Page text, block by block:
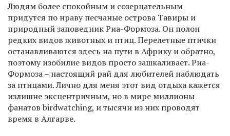
Людям более спокойным и созерцательным
придутся по нраву песчаные острова Тавиры и
природный заповедник Риа-Формоза. Он полон
редких видов животных и птиц. Перелетные птички
останавливаются здесь на пути в Африку и обратно,
поэтому изобилие видов просто зашкаливает. Риа-
Формоза – настоящий рай для любителей наблюдать
за птицами. Лично для меня этот вид отдыха кажется
излишне эксцентричным, но в мире миллионы
фанатов birdwatching, и тысячи из них проводят
время в Алгарве.